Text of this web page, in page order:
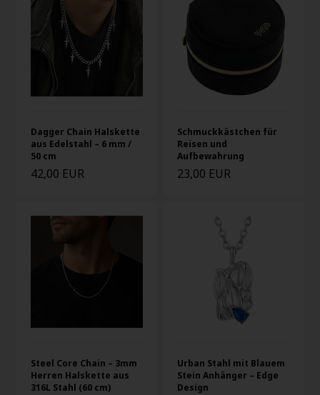
Dagger Chain Halskette
aus Edelstahl – 6 mm /
50 cm
42,00 EUR
Schmuckkästchen für
Reisen und
Aufbewahrung
23,00 EUR
Steel Core Chain – 3mm
Herren Halskette aus
316L Stahl (60 cm)
Urban Stahl mit Blauem
Stein Anhänger – Edge
Design